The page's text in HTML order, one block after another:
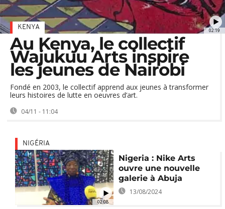
02:19
KENYA
Au Kenya, le collectif
Wajukuu Arts inspire
les jeunes de Nairobi
Fondé en 2003, le collectif apprend aux jeunes à transformer
leurs histoires de lutte en oeuvres d’art.
04/11 - 11:04
02:08
NIGÉRIA
Nigeria : Nike Arts
ouvre une nouvelle
galerie à Abuja
13/08/2024